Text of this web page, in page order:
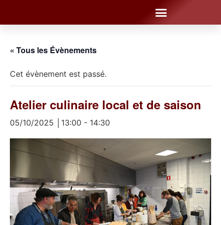
« Tous les Évènements
Cet évènement est passé.
Atelier culinaire local et de saison
05/10/2025 │13:00 - 14:30